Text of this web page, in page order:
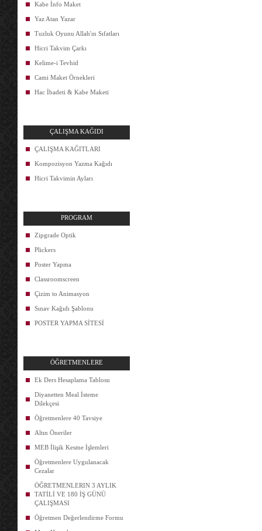
Kabe İnfo Maket
Yaz Atan Yazar
Tuzluk Oyunu Allah'ın Sıfatları
Hicri Takvim Çarkı
Kelime-i Tevhid
Cami Maket Örnekleri
Hac İbadeti & Kabe Maketi
ÇALIŞMA KAĞIDI
ÇALIŞMA KAĞITLARI
Kompozisyon Yazma Kağıdı
Hicri Takvimin Ayları
PROGRAM
Zipgrade Optik
Plickers
Poster Yapma
Classroomscreen
Çizim to Animasyon
Sınav Kağıdı Şablonu
POSTER YAPMA SİTESİ
ÖĞRETMENLERE
Ek Ders Hesaplama Tablosu
Diyanetten Meal İsteme
Dilekçesi
Öğretmenlere 40 Tavsiye
Altın Öneriler
MEB İlişik Kesme İşlemleri
Öğretmenlere Uygulanacak
Cezalar
ÖĞRETMENLERIN 3 AYLIK
TATİLİ VE 180 İŞ GÜNÜ
ÇALIŞMASI
Öğretmen Değerlendirme Formu